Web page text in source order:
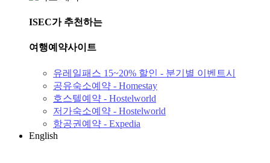
ISEC가 추천하는
여행예약사이트
유레일패스 15~20% 할인 - 분기별 이벤트시
공유숙소예약 - Homestay
호스텔예약 - Hostelworld
저가숙소예약 - Hostelworld
항공권예약 - Expedia
English